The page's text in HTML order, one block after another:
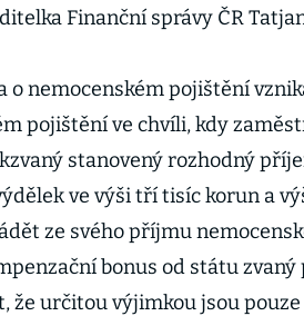
Finanční správy ČR
o nemocenském pojištění
pojištění ve chvíli, kdy
stanovený rozhodný
ve výši tří tisíc korun a
ze svého příjmu
bonus od státu zvaný
že určitou výjimkou jsou